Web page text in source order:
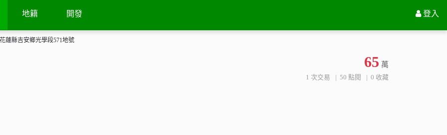
地籍 開發 登入
花蓮縣吉安鄉光學段571地號
65 萬
1 次交易 50 點閱 0 收藏